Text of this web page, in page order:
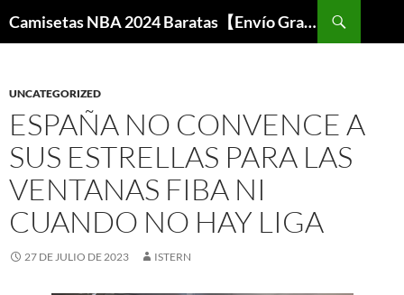
Camisetas NBA 2024 Baratas【Envío Gratis】
UNCATEGORIZED
ESPAÑA NO CONVENCE A
SUS ESTRELLAS PARA LAS
VENTANAS FIBA NI
CUANDO NO HAY LIGA
27 DE JULIO DE 2023 ISTERN